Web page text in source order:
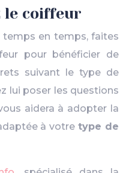
le coiffeur
temps en temps, faites
pour bénéficier de
suivant le type de
lui poser les questions
aidera à adopter la
à votretype de